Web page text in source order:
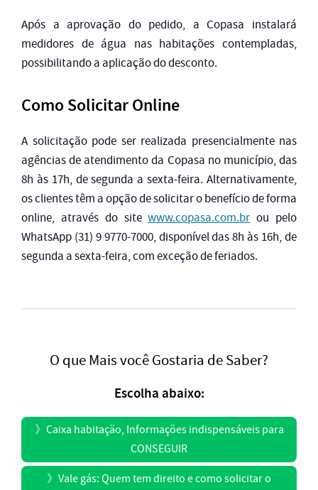
Após a aprovação do pedido, a Copasa instalará
medidores de água nas habitações contempladas,
possibilitando a aplicação do desconto.
Como Solicitar Online
A solicitação pode ser realizada presencialmente nas
agências de atendimento da Copasa no município, das
8h às 17h, de segunda a sexta-feira. Alternativamente,
os clientes têm a opção de solicitar o benefício de forma
online, através do sitewww.copasa.com.br ou pelo
WhatsApp (31) 9 9770-7000, disponível das 8h às 16h, de
segunda a sexta-feira, com exceção de feriados.
O que Mais você Gostaria de Saber?
Escolha abaixo:
》 Caixa habitação, Informações indispensáveis para
CONSEGUIR
》 Vale gás: Quem tem direito e como solicitar o